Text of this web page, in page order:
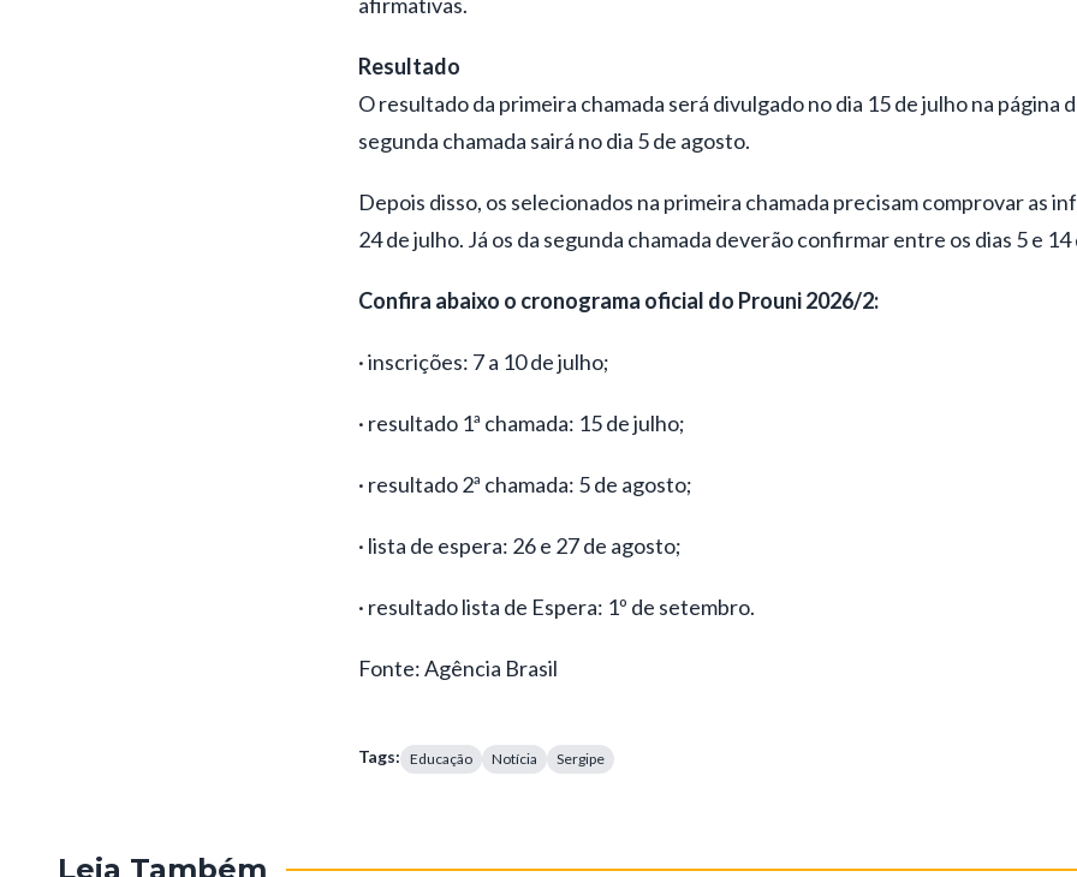
Resultado
O resultado da primeira chamada será divulgado no dia 15 de julho na página
segunda chamada sairá no dia 5 de agosto.
Depois disso, os selecionados na primeira chamada precisam comprovar as
24 de julho. Já os da segunda chamada deverão confirmar entre os dias 5 e
Confira abaixo o cronograma oficial do Prouni 2026/2:
· inscrições: 7 a 10 de julho;
· resultado 1ª chamada: 15 de julho;
· resultado 2ª chamada: 5 de agosto;
· lista de espera: 26 e 27 de agosto;
· resultado lista de Espera: 1º de setembro.
Fonte: Agência Brasil
Tags: Educação Notícia Sergipe
Leia Também